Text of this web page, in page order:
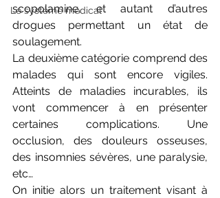
Le système médical
scopolamine, et autant d’autres
drogues permettant un état de
soulagement.
La deuxième catégorie comprend des
malades qui sont encore vigiles.
Atteints de maladies incurables, ils
vont commencer à en présenter
certaines complications. Une
occlusion, des douleurs osseuses,
des insomnies sévères, une paralysie,
etc…
On initie alors un traitement visant à